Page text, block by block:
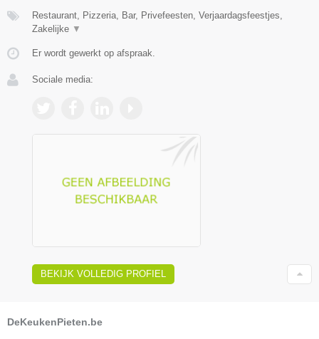
Restaurant, Pizzeria, Bar, Privefeesten, Verjaardagsfeestjes,
Zakelijke ▼
Er wordt gewerkt op afspraak.
Sociale media:
BEKIJK VOLLEDIG PROFIEL
DeKeukenPieten.be